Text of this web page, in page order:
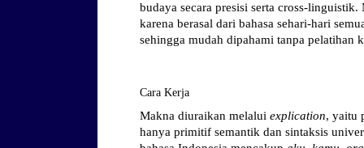
budaya secara presisi serta cross-
karena berasal dari bahasa sehari-hari
sehingga mudah dipahami tanpa pelatihan
Cara Kerja
Makna diuraikan melalui explication, yaitu
hanya primitif semantik dan sintaksis